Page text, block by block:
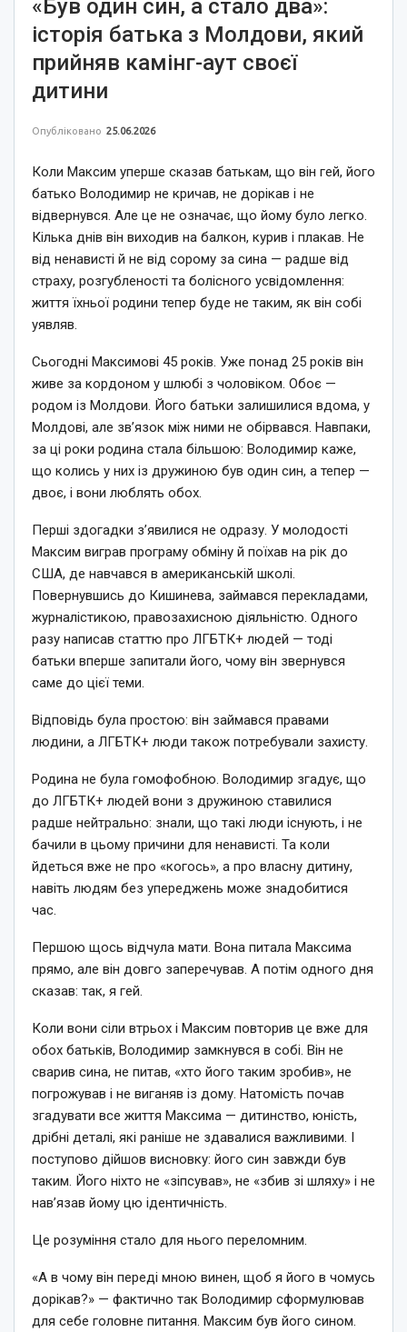
«Був один син, а стало два»:
історія батька з Молдови, який
прийняв камінг-аут своєї
дитини
Опубліковано 25.06.2026
Коли Максим уперше сказав батькам, що він гей, його
батько Володимир не кричав, не дорікав і не
відвернувся. Але це не означає, що йому було легко.
Кілька днів він виходив на балкон, курив і плакав. Не
від ненависті й не від сорому за сина — радше від
страху, розгубленості та болісного усвідомлення:
життя їхньої родини тепер буде не таким, як він собі
уявляв.
Сьогодні Максимові 45 років. Уже понад 25 років він
живе за кордоном у шлюбі з чоловіком. Обоє —
родом із Молдови. Його батьки залишилися вдома, у
Молдові, але зв’язок між ними не обірвався. Навпаки,
за ці роки родина стала більшою: Володимир каже,
що колись у них із дружиною був один син, а тепер —
двоє, і вони люблять обох.
Перші здогадки з’явилися не одразу. У молодості
Максим виграв програму обміну й поїхав на рік до
США, де навчався в американській школі.
Повернувшись до Кишинева, займався перекладами,
журналістикою, правозахисною діяльністю. Одного
разу написав статтю про ЛГБТК+ людей — тоді
батьки вперше запитали його, чому він звернувся
саме до цієї теми.
Відповідь була простою: він займався правами
людини, а ЛГБТК+ люди також потребували захисту.
Родина не була гомофобною. Володимир згадує, що
до ЛГБТК+ людей вони з дружиною ставилися
радше нейтрально: знали, що такі люди існують, і не
бачили в цьому причини для ненависті. Та коли
йдеться вже не про «когось», а про власну дитину,
навіть людям без упереджень може знадобитися
час.
Першою щось відчула мати. Вона питала Максима
прямо, але він довго заперечував. А потім одного дня
сказав: так, я гей.
Коли вони сіли втрьох і Максим повторив це вже для
обох батьків, Володимир замкнувся в собі. Він не
сварив сина, не питав, «хто його таким зробив», не
погрожував і не виганяв із дому. Натомість почав
згадувати все життя Максима — дитинство, юність,
дрібні деталі, які раніше не здавалися важливими. І
поступово дійшов висновку: його син завжди був
таким. Його ніхто не «зіпсував», не «збив зі шляху» і не
нав’язав йому цю ідентичність.
Це розуміння стало для нього переломним.
«А в чому він переді мною винен, щоб я його в чомусь
дорікав?» — фактично так Володимир сформулював
для себе головне питання. Максим був його сином.